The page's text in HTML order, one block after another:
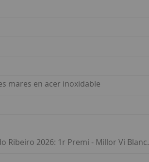
mares en acer inoxidable
Ribeiro 2026: 1r Premi - Millor Vi Blanc.